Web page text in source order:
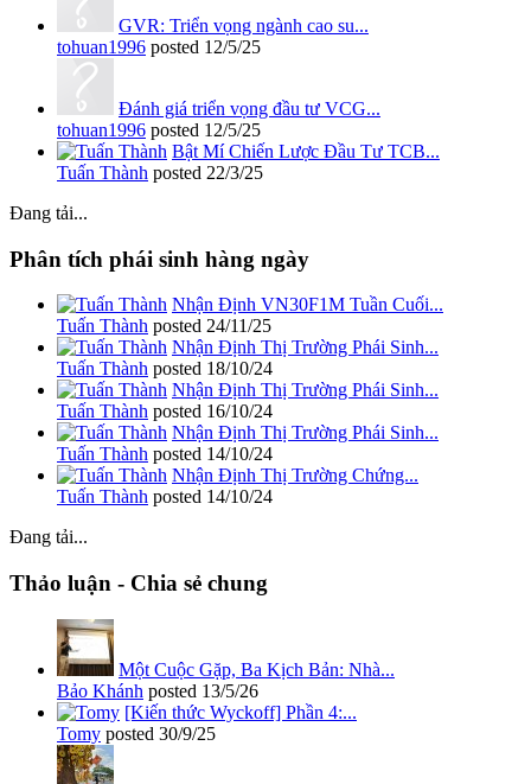
GVR: Triển vọng ngành cao su...
tohuan1996 posted 12/5/25
Đánh giá triển vọng đầu tư VCG...
tohuan1996 posted 12/5/25
Bật Mí Chiến Lược Đầu Tư TCB...
Tuấn Thành posted 22/3/25
Đang tải...
Phân tích phái sinh hàng ngày
Nhận Định VN30F1M Tuần Cuối...
Tuấn Thành posted 24/11/25
Nhận Định Thị Trường Phái Sinh...
Tuấn Thành posted 18/10/24
Nhận Định Thị Trường Phái Sinh...
Tuấn Thành posted 16/10/24
Nhận Định Thị Trường Phái Sinh...
Tuấn Thành posted 14/10/24
Nhận Định Thị Trường Chứng...
Tuấn Thành posted 14/10/24
Đang tải...
Thảo luận - Chia sẻ chung
Một Cuộc Gặp, Ba Kịch Bản: Nhà...
Bảo Khánh posted 13/5/26
[Kiến thức Wyckoff] Phần 4:...
Tomy posted 30/9/25